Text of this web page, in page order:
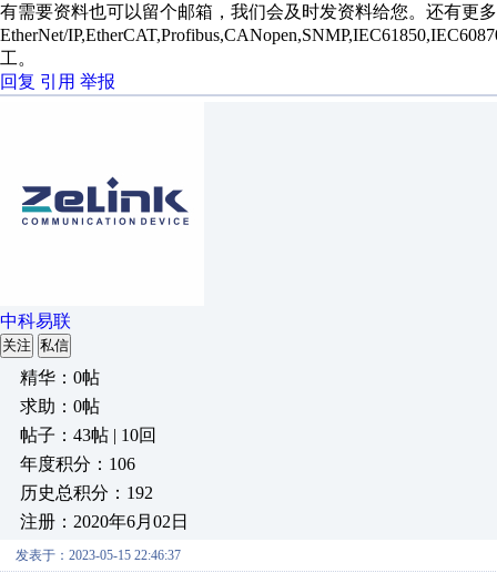
有需要资料也可以留个邮箱，我们会及时发资料给您。还有更
EtherNet/
工。
回复 引用 举报
中科易联
关注 私信
精华：0帖
求助：0帖
帖子：43帖 | 10回
年度积分：106
历史总积分：192
注册：2020年6月02日
发表于：2023-05-15 22:46:37